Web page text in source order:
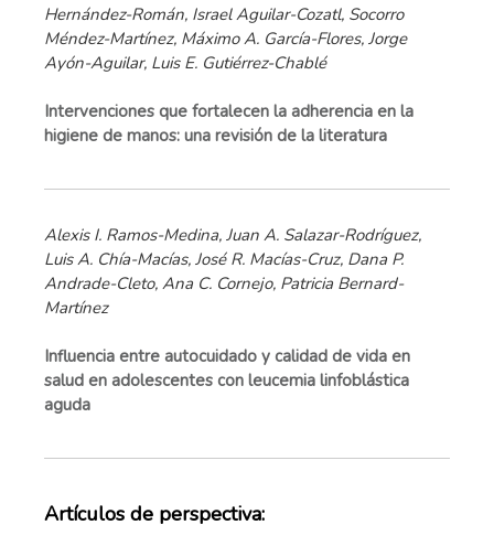
Hernández-Román, Israel Aguilar-Cozatl, Socorro
Méndez-Martínez, Máximo A. García-Flores, Jorge
Ayón-Aguilar, Luis E. Gutiérrez-Chablé
Intervenciones que fortalecen la adherencia en la
higiene de manos: una revisión de la literatura
Alexis I. Ramos-Medina, Juan A. Salazar-Rodríguez,
Luis A. Chía-Macías, José R. Macías-Cruz, Dana P.
Andrade-Cleto, Ana C. Cornejo, Patricia Bernard-
Martínez
Influencia entre autocuidado y calidad de vida en
salud en adolescentes con leucemia linfoblástica
aguda
Artículos de perspectiva: